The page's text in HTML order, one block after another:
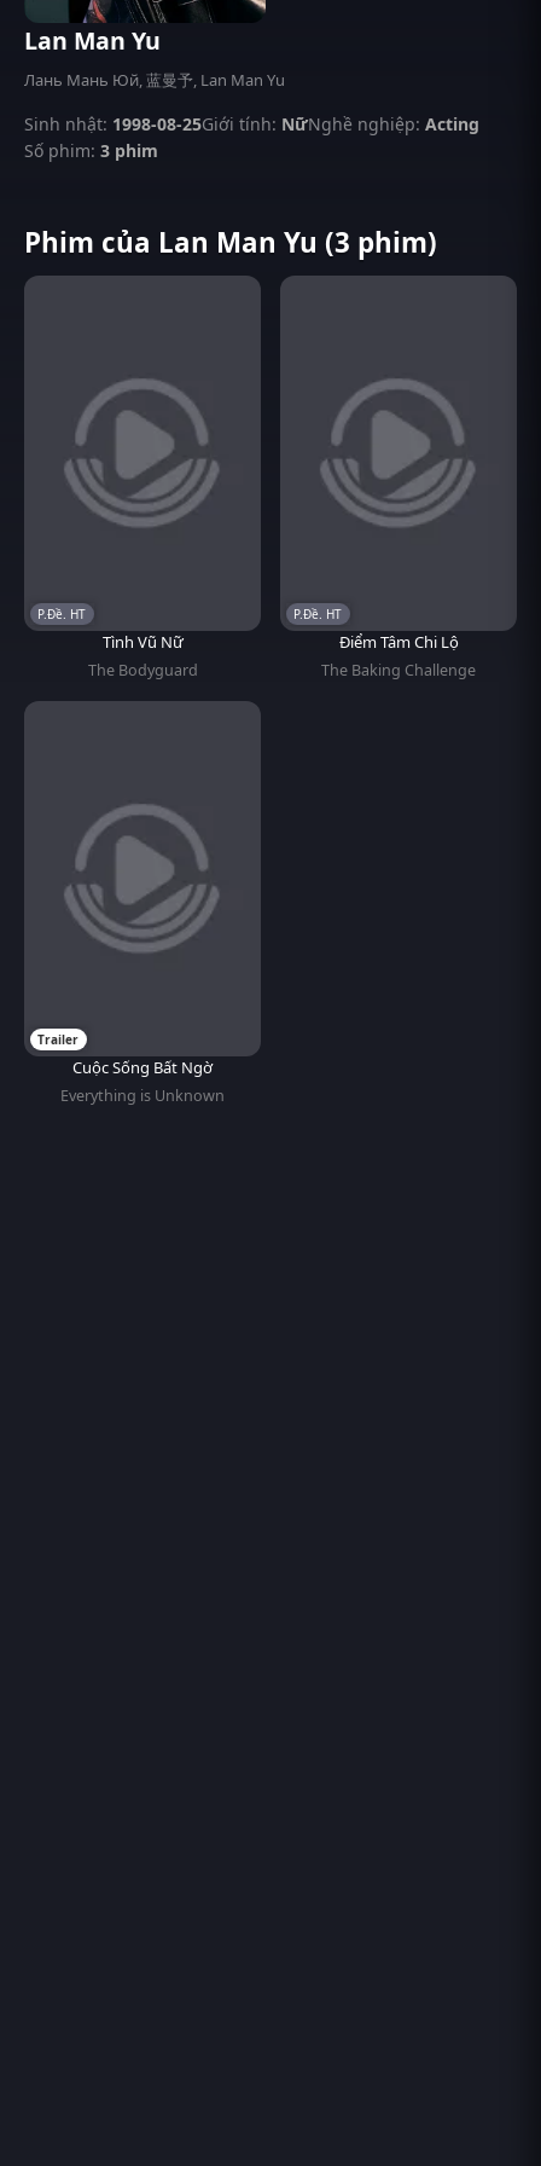
Lan Man Yu
Лань Мань Юй, 蓝曼予, Lan Man Yu
Sinh nhật: 1998-08-25Giới tính: NữNghề nghiệp: Acting
Số phim: 3 phim
Phim của Lan Man Yu (3 phim)
P.Đề. HT
Tình Vũ Nữ
The Bodyguard
P.Đề. HT
Điểm Tâm Chi Lộ
The Baking Challenge
Trailer
Cuộc Sống Bất Ngờ
Everything is Unknown